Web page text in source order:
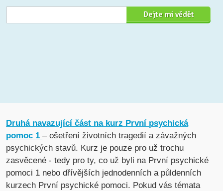
Druhá navazující část na kurz První psychická
pomoc 1 – ošetření životních tragedií a závažných
psychických stavů. Kurz je pouze pro už trochu
zasvěcené - tedy pro ty, co už byli na První psychické
pomoci 1 nebo dřívějších jednodenních a půldenních
kurzech První psychické pomoci. Pokud vás témata